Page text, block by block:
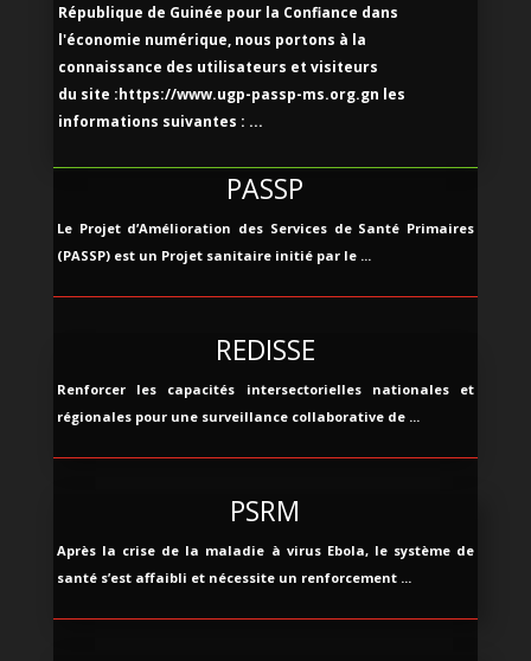
République de Guinée pour la Confiance dans
l'économie numérique, nous portons à la
connaissance des utilisateurs et visiteurs
du site :https://www.ugp-passp-ms.org.gn les
informations suivantes : ...
PASSP
Le Projet d’Amélioration des Services de Santé Primaires
(PASSP) est un Projet sanitaire initié par le ...
REDISSE
Renforcer les capacités intersectorielles nationales et
régionales pour une surveillance collaborative de ...
PSRM
Après la crise de la maladie à virus Ebola, le système de
santé s’est affaibli et nécessite un renforcement ...